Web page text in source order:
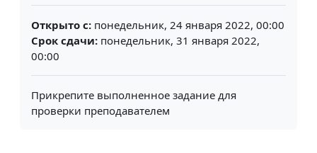
Открыто с: понедельник, 24 января 2022, 00:00
Срок сдачи: понедельник, 31 января 2022,
00:00
Прикрепите выполненное задание для
проверки преподавателем